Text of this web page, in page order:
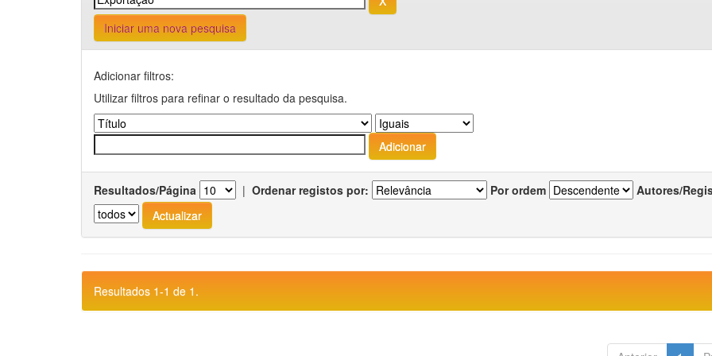
Iniciar uma nova pesquisa
Adicionar filtros:
Utilizar filtros para refinar o resultado da pesquisa.
Resultados/Página | Ordenar registos por: Por ordem Autores/
Resultados 1-1 de 1.